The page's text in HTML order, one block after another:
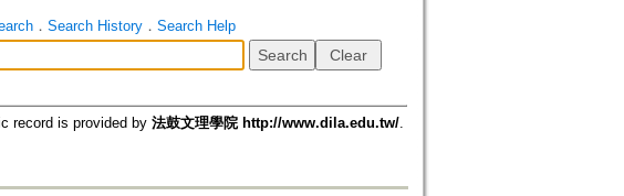
． Search History． Search Help
record is provided by 法鼓文理學院 http://www.dila.edu.tw/.